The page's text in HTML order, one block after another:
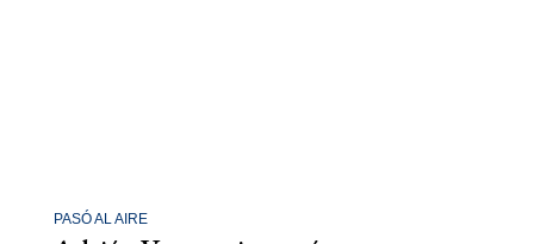
PASÓ AL AIRE